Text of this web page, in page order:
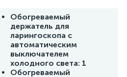
Обогреваемый
держатель для
ларингоскопа с
автоматическим
выключателем
холодного света: 1
Обогреваемый